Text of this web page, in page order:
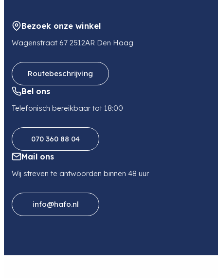
Bezoek onze winkel
Wagenstraat 67 2512AR Den Haag
Routebeschrijving
Bel ons
Telefonisch bereikbaar tot 18:00
070 360 88 04
Mail ons
Wij streven te antwoorden binnen 48 uur
info@hafo.nl